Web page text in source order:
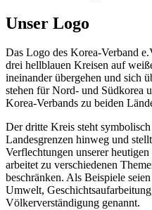
Unser Logo
Das Logo des Korea-Verband
drei hellblauen Kreisen auf
ineinander übergehen und sich
stehen für Nord- und Südkorea
Korea-Verbands zu beiden
Der dritte Kreis steht
Landesgrenzen hinweg und
Verflechtungen unserer
arbeitet zu verschiedenen
beschränken. Als Beispiele
Umwelt,
Völkerverständigung genannt.